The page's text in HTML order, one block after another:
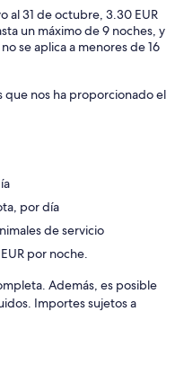
al 31 de octubre, 3.30 EUR
un máximo de 9 noches, y
se aplica a menores de 16
que nos ha proporcionado el
por día
de servicio
por noche.
Además, es posible
Importes sujetos a